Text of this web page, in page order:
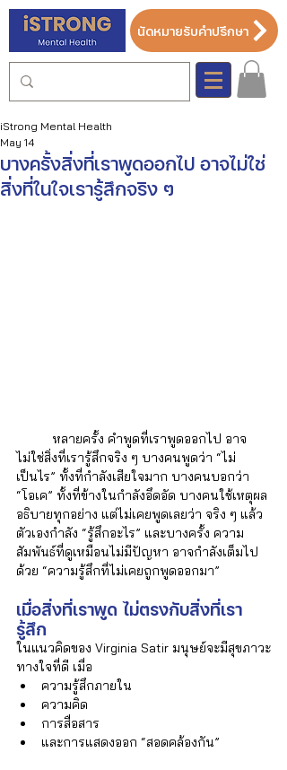
นัดหมายรับคำปรึกษา
บางครั้งสิ่งที่เราพูดออกไป อาจไม่ใช่
สิ่งที่ในใจเรารู้สึกจริง ๆ
iStrong Mental Health
May 14
ไม่ใช่สิ่งที่เรารู้สึกจริง ๆ บางคนพูดว่า “ไม่
เป็นไร” ทั้งที่กำลังเสียใจมาก บางคนบอกว่า
“โอเค” ทั้งที่ข้างในกำลังอึดอัด บางคนใช้เหตุผล
อธิบายทุกอย่าง แต่ไม่เคยพูดเลยว่า จริง ๆ แล้ว
ตัวเองกำลัง “รู้สึกอะไร” และบางครั้ง ความ
สัมพันธ์ที่ดูเหมือนไม่มีปัญหา อาจกำลังเต็มไป
ด้วย “ความรู้สึกที่ไม่เคยถูกพูดออกมา”
เมื่อสิ่งที่เราพูด ไม่ตรงกับสิ่งที่เรา
รู้สึก
ในแนวคิดของ Virginia Satir มนุษย์จะมีสุขภาวะ
ทางใจที่ดี เมื่อ
ความรู้สึกภายใน
ความคิด
การสื่อสาร
และการแสดงออก “สอดคล้องกัน”